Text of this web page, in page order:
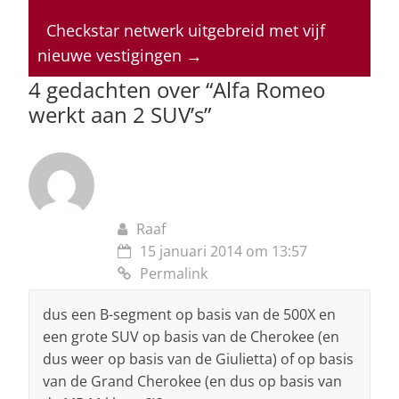
p
p
o
o
k
n s
Checkstar netwerk uitgebreid met vijf
nieuwe vestigingen →
4 gedachten over “Alfa Romeo
werkt aan 2 SUV’s”
Raaf
15 januari 2014 om 13:57
Permalink
dus een B-segment op basis van de 500X en
een grote SUV op basis van de Cherokee (en
dus weer op basis van de Giulietta) of op basis
van de Grand Cherokee (en dus op basis van